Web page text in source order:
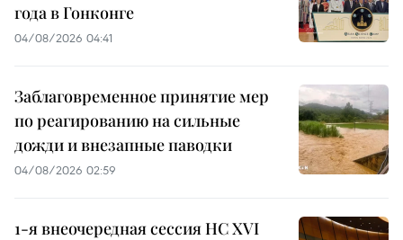
года в Гонконге
04/08/2026 04:41
Заблаговременное принятие мер
по реагированию на сильные
дожди и внезапные паводки
04/08/2026 02:59
1-я внеочередная сессия НС XVI